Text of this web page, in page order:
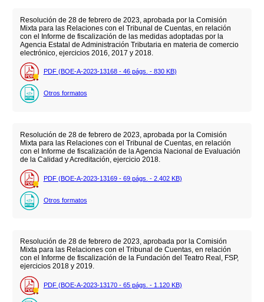
Resolución de 28 de febrero de 2023, aprobada por la Comisión
Mixta para las Relaciones con el Tribunal de Cuentas, en relación
con el Informe de fiscalización de las medidas adoptadas por la
Agencia Estatal de Administración Tributaria en materia de comercio
electrónico, ejercicios 2016, 2017 y 2018.
PDF (BOE-A-2023-13168 - 46 págs. - 830 KB)
Otros formatos
Resolución de 28 de febrero de 2023, aprobada por la Comisión
Mixta para las Relaciones con el Tribunal de Cuentas, en relación
con el Informe de fiscalización de la Agencia Nacional de Evaluación
de la Calidad y Acreditación, ejercicio 2018.
PDF (BOE-A-2023-13169 - 69 págs. - 2.402 KB)
Otros formatos
Resolución de 28 de febrero de 2023, aprobada por la Comisión
Mixta para las Relaciones con el Tribunal de Cuentas, en relación
con el Informe de fiscalización de la Fundación del Teatro Real, FSP,
ejercicios 2018 y 2019.
PDF (BOE-A-2023-13170 - 65 págs. - 1.120 KB)